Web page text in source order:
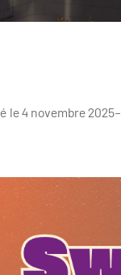
le 4 novembre 2025–